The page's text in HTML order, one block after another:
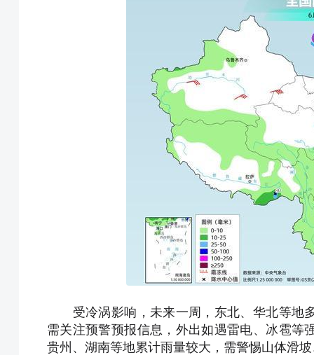
受冷涡影响，未来一周，东北、华北等地
需关注预警预报信息，外出如遇雷电、冰雹等
贵州、湖南等地累计雨量较大，需警惕山体滑